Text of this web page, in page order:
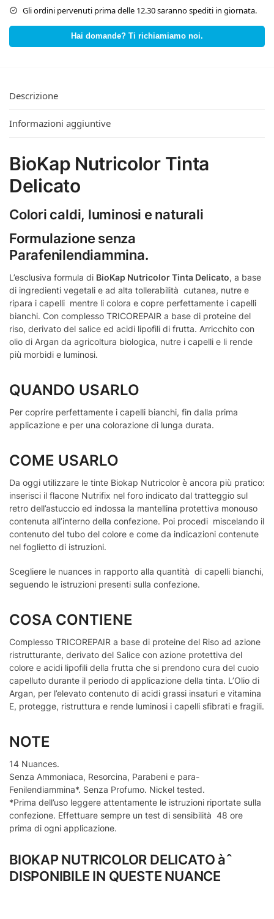
Gli ordini pervenuti prima delle 12.30 saranno spediti in giornata.
Hai domande? Ti richiamiamo noi.
Descrizione
Informazioni aggiuntive
BioKap Nutricolor Tinta
Delicato
Colori caldi, luminosi e naturali
Formulazione senza
Parafenilendiammina.
L’esclusiva formula di BioKap Nutricolor Tinta Delicato, a base
di ingredienti vegetali e ad alta tollerabilità cutanea, nutre e
ripara i capelli mentre li colora e copre perfettamente i capelli
bianchi. Con complesso TRICOREPAIR a base di proteine del
riso, derivato del salice ed acidi lipofili di frutta. Arricchito con
olio di Argan da agricoltura biologica, nutre i capelli e li rende
più morbidi e luminosi.
QUANDO USARLO
Per coprire perfettamente i capelli bianchi, fin dalla prima
applicazione e per una colorazione di lunga durata.
COME USARLO
Da oggi utilizzare le tinte Biokap Nutricolor è ancora più pratico:
inserisci il flacone Nutrifix nel foro indicato dal tratteggio sul
retro dell’astuccio ed indossa la mantellina protettiva monouso
contenuta all’interno della confezione. Poi procedi miscelando il
contenuto del tubo del colore e come da indicazioni contenute
nel foglietto di istruzioni.
Scegliere le nuances in rapporto alla quantità di capelli bianchi,
seguendo le istruzioni presenti sulla confezione.
COSA CONTIENE
Complesso TRICOREPAIR a base di proteine del Riso ad azione
ristrutturante, derivato del Salice con azione protettiva del
colore e acidi lipofili della frutta che si prendono cura del cuoio
capelluto durante il periodo di applicazione della tinta. L’Olio di
Argan, per l’elevato contenuto di acidi grassi insaturi e vitamina
E, protegge, ristruttura e rende luminosi i capelli sfibrati e fragili.
NOTE
14 Nuances.
Senza Ammoniaca, Resorcina, Parabeni e para-
Fenilendiammina*. Senza Profumo. Nickel tested.
*Prima dell’uso leggere attentamente le istruzioni riportate sulla
confezione. Effettuare sempre un test di sensibilità 48 ore
prima di ogni applicazione.
BIOKAP NUTRICOLOR DELICATO àˆ
DISPONIBILE IN QUESTE NUANCE